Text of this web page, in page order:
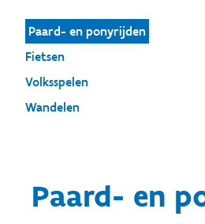
Paard- en ponyrijden
Fietsen
Volksspelen
Wandelen
Paard- en